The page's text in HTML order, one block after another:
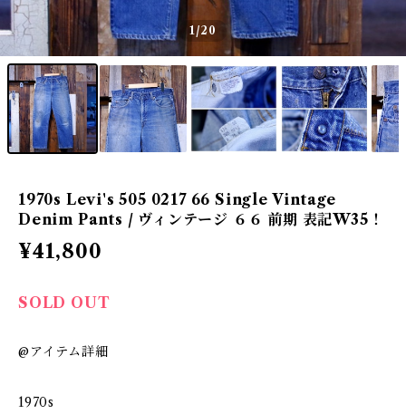
1/20
1970s Levi's 505 0217 66 Single Vintage
Denim Pants / ヴィンテージ ６６ 前期 表記W35！
¥41,800
SOLD OUT
@アイテム詳細
1970s